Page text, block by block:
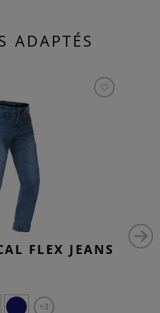
ADAPTÉS
FLEX JEANS
+3